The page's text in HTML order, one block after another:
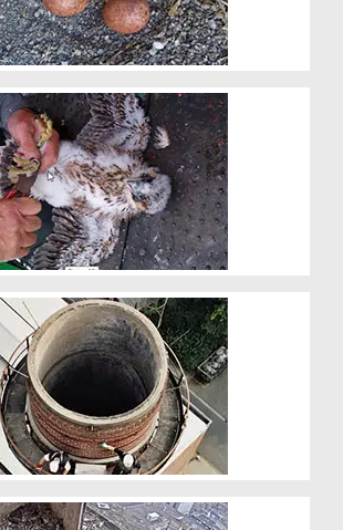
Ring als identiteitskaart
Gevaert schoorsteen